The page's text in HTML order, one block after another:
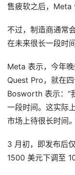
售疲软之后，Meta
不过，制造商通常
在未来很长一段时
Meta 表示，今年
Quest Pro，就在
Bosworth 表示：“
一段时间。这实际
市场上待很长时间。
3 月初，即发布后
1500 美元下调至